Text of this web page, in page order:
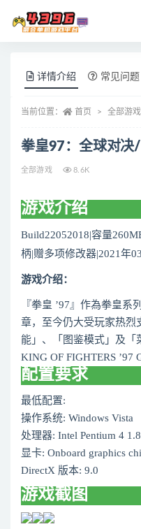
详情介绍 常见问题
当前位置： 首页 全部游戏
拳皇97：全球对
全部游戏 8.6K
游戏介绍
Build22052018|容量
柄|赠多项修改器|2021年
游戏介绍：
『拳皇 ’97』作為拳皇
章，至今仍大受玩家热烈
能」、「图鉴模式」及「
KING OF FIGHTERS ’97
配置要求
最低配置:
操作系统: Windows Vista
处理器: Intel Pentium 4
显卡: Onboard graphics
DirectX 版本: 9.0
游戏截图